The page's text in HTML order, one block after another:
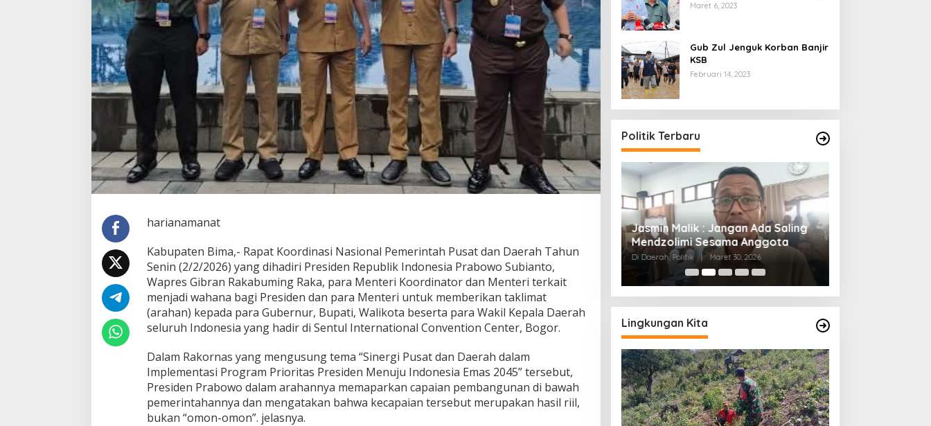
harianamanat
Kabupaten Bima,- Rapat Koordinasi Nasional Pemerintah Pusat dan Daerah Tahun
Senin (2/2/2026) yang dihadiri Presiden Republik Indonesia Prabowo Subianto,
Wapres Gibran Rakabuming Raka, para Menteri Koordinator dan Menteri terkait
menjadi wahana bagi Presiden dan para Menteri untuk memberikan taklimat
(arahan) kepada para Gubernur, Bupati, Walikota beserta para Wakil Kepala Daerah
seluruh Indonesia yang hadir di Sentul International Convention Center, Bogor.
Dalam Rakornas yang mengusung tema “Sinergi Pusat dan Daerah dalam
Implementasi Program Prioritas Presiden Menuju Indonesia Emas 2045” tersebut,
Presiden Prabowo dalam arahannya memaparkan capaian pembangunan di bawah
pemerintahannya dan mengatakan bahwa kecapaian tersebut merupakan hasil riil,
bukan “omon-omon”. jelasnya.
Maret 6, 2023
Gub Zul Jenguk Korban Banjir
KSB
Februari 14, 2023
Politik Terbaru
Makmur Mendunia saat LKPJ
Di Daerah, Politik | Maret 31, 2026
Jasmin Malik : Jangan Ada Saling
Mendzolimi Sesama Anggota
Di Daerah, Politik | Maret 30, 2026
Lingkungan Kita